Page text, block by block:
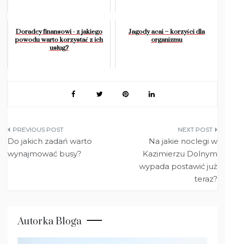
Doradcy finansowi - z jakiego
powodu warto korzystać z ich
usług?
Jagody acai – korzyści dla
organizmu
Nawigacja
wpisu
Do jakich zadań warto
wynajmować busy?
Na jakie noclegi w
Kazimierzu Dolnym
wypada postawić już
teraz?
Autorka Bloga